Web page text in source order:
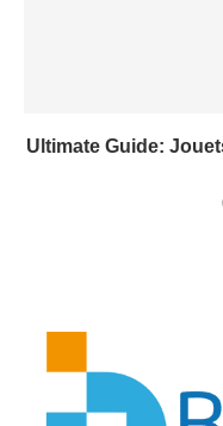
Ultimate Guide: